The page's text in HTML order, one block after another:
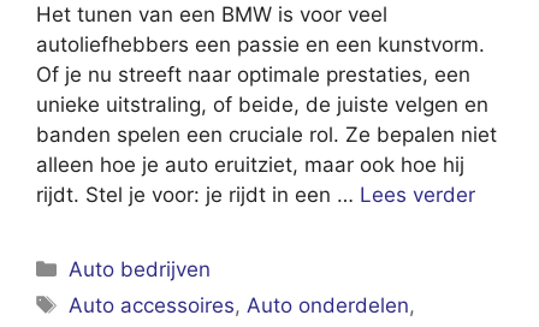
Het tunen van een BMW is voor veel
autoliefhebbers een passie en een kunstvorm.
Of je nu streeft naar optimale prestaties, een
unieke uitstraling, of beide, de juiste velgen en
banden spelen een cruciale rol. Ze bepalen niet
alleen hoe je auto eruitziet, maar ook hoe hij
rijdt. Stel je voor: je rijdt in een … Lees verder
Categorieën
Auto bedrijven
Tags
Auto accessoires, Auto onderdelen,